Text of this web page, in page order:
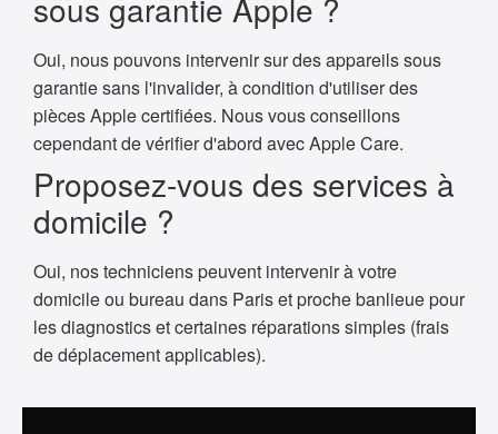
sous garantie Apple ?
Oui, nous pouvons intervenir sur des appareils sous
garantie sans l'invalider, à condition d'utiliser des
pièces Apple certifiées. Nous vous conseillons
cependant de vérifier d'abord avec Apple Care.
Proposez-vous des services à
domicile ?
Oui, nos techniciens peuvent intervenir à votre
domicile ou bureau dans Paris et proche banlieue pour
les diagnostics et certaines réparations simples (frais
de déplacement applicables).